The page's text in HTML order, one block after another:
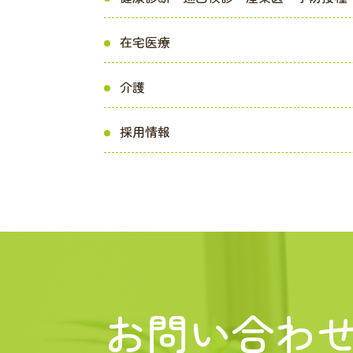
在宅医療
介護
採用情報
お問い合わ